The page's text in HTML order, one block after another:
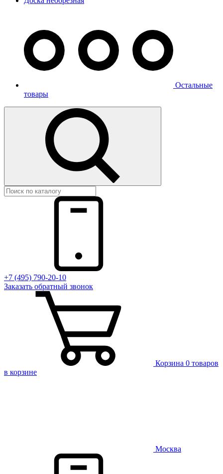
Остальные
товары
+7 (495) 790-20-10
Заказать обратный звонок
Корзина 0 товаров
в корзине
Москва